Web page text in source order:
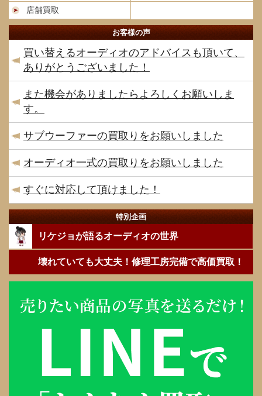
店舗買取
お客様の声
買い替えるオーディオのアドバイスも頂いて、
ありがとうございました！
また機会がありましたらよろしくお願いしま
す。
サブウーファーの買取りをお願いしました
オーディオ一式の買取りをお願いしました
すぐに対応して頂けました！
特別企画
リケジョが語るオーディオの世界
壊れていても大丈夫！修理工房完備で高価買取！